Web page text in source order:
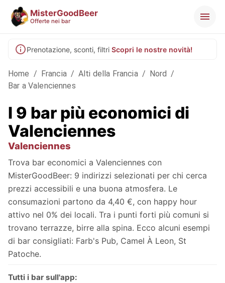
MisterGoodBeer
Offerte nei bar
Prenotazione, sconti, filtri Scopri le nostre novità!
Home / Francia / Alti della Francia / Nord /
Bar a Valenciennes
I 9 bar più economici di
Valenciennes
Valenciennes
Trova bar economici a Valenciennes con
MisterGoodBeer: 9 indirizzi selezionati per chi cerca
prezzi accessibili e una buona atmosfera. Le
consumazioni partono da 4,40 €, con happy hour
attivo nel 0% dei locali. Tra i punti forti più comuni si
trovano terrazze, birre alla spina. Ecco alcuni esempi
di bar consigliati: Farb's Pub, Camel À Leon, St
Patoche.
Tutti i bar sull'app: